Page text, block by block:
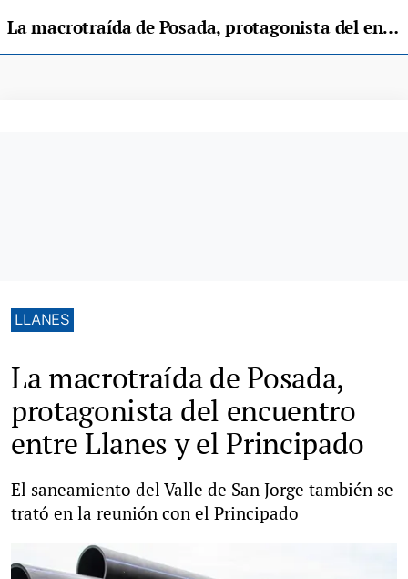
La macrotraída de Posada, protagonista del encuentro entre Llanes y el Principado
LLANES
La macrotraída de Posada,
protagonista del encuentro
entre Llanes y el Principado
El saneamiento del Valle de San Jorge también se
trató en la reunión con el Principado